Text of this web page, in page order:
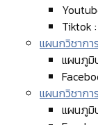
Tiktok
แผนกวิชาก
แผนภูมิ
แผนกวิชากา
แผนภูมิ